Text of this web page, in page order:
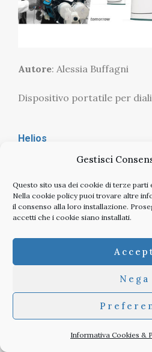
Gestisci
Questo sito usa dei cookie di terze parti
Nella cookie policypuoi trovare altre
il consenso alla loro installazione.
accetti che i cookie siano installati.
Nega
Informativa Cookies &
Autore: Alessia Buffagni
Dispositivo portatile per
Helios